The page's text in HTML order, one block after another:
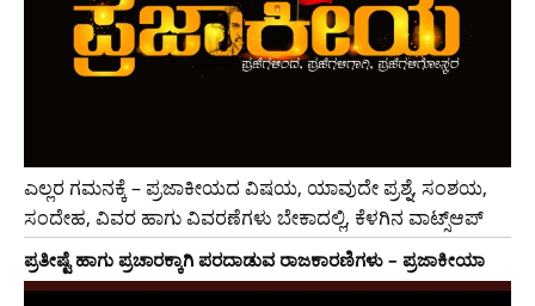
ಎಲ್ಲರ ಗಮನಕ್ಕೆ – ಪ್ರಜಾಕೀಯದ ವಿಷಯ, ಯಾವುದೇ ಪ್ರಶ್ನೆ, ಸಂಶಯ,
ಸಂದೇಹ, ವಿವರ ಹಾಗು ವಿವರಣೆಗಳು ಬೇಕಾದಲ್ಲಿ, ಕೆಳಗಿನ ವಾಟ್ಸ್ಆಪ್
ಪ್ರತೀಷ್ಟೆ ಹಾಗು ಪ್ರಚಾರಕ್ಕಾಗಿ ಪರದಾಡುವ ರಾಜಕಾರಣಿಗಳು – ಪ್ರಜಾಕೀಯಾ